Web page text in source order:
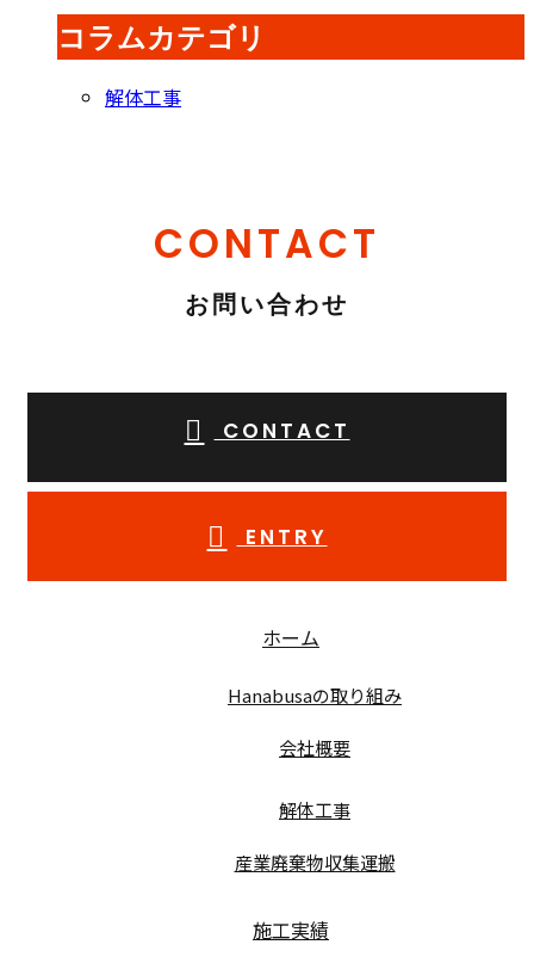
コラムカテゴリ
解体工事
CONTACT
お問い合わせ
CONTACT
ENTRY
ホーム
Hanabusaの取り組み
会社概要
解体工事
産業廃棄物収集運搬
施工実績